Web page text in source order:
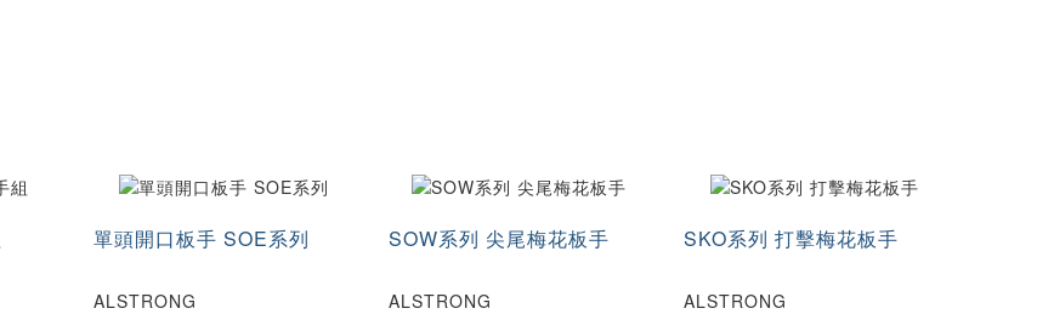
單頭開口板手 SOE系列
ALSTRONG
SOW系列 尖尾梅花板手
ALSTRONG
SKO系列 打擊梅花板手
ALSTRONG